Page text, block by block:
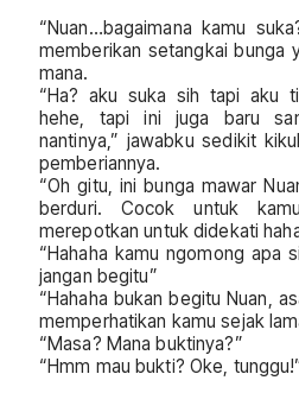
“Nuan…bagaimana kamu
memberikan setangkai bunga
mana.
“Ha? aku suka sih tapi aku
hehe, tapi ini juga baru
nantinya,” jawabku sedikit
pemberiannya.
“Oh gitu, ini bunga mawar
berduri. Cocok untuk
merepotkan untuk didekati
“Hahaha kamu ngomong apa
jangan begitu”
“Hahaha bukan begitu Nuan,
memperhatikan kamu sejak
“Masa? Mana buktinya?”
“Hmm mau bukti? Oke,